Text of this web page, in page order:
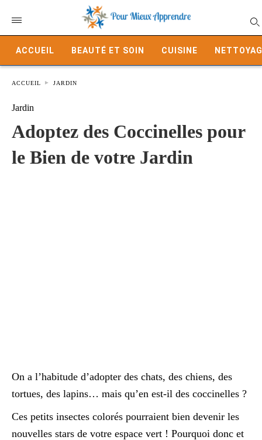
ACCUEIL BEAUTÉ ET SOIN CUISINE
ACCUEIL JARDIN
Jardin
Adoptez des Coccinelles pour
le Bien de votre Jardin
On a l’habitude d’adopter des chats, des chiens, des
tortues, des lapins… mais qu’en est-il des coccinelles ?
Ces petits insectes colorés pourraient bien devenir les
nouvelles stars de votre espace vert ! Pourquoi donc et